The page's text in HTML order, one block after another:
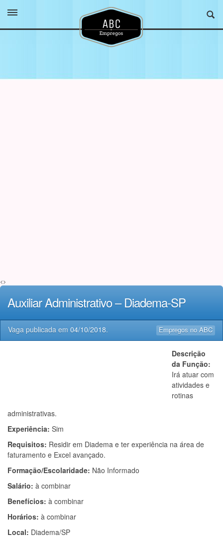
<>
Auxiliar Administrativo – Diadema-SP
Empregos no ABC
Vaga publicada em 04/10/2018.
Descrição
da Função:
Irá atuar com
atividades e
rotinas
administrativas.
Experiência: Sim
Requisitos: Residir em Diadema e ter experiência na área de
faturamento e Excel avançado.
Formação/Escolaridade: Não Informado
Salário: à combinar
Benefícios: à combinar
Horários: à combinar
Local: Diadema/SP